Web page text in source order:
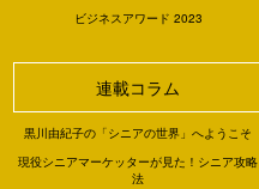
ビジネスアワード 2023
連載コラム
黒川由紀子の「シニアの世界」へようこそ
現役シニアマーケッターが見た！シニア攻略
法